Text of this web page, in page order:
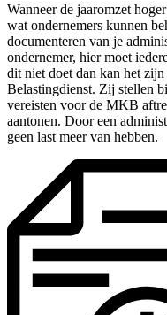
Wanneer de jaaromzet
wat ondernemers kunnen
documenteren van je
ondernemer, hier moet
dit niet doet dan kan het
Belastingdienst. Zij stellen
vereisten voor de MKB
aantonen. Door een
geen last meer van hebben.